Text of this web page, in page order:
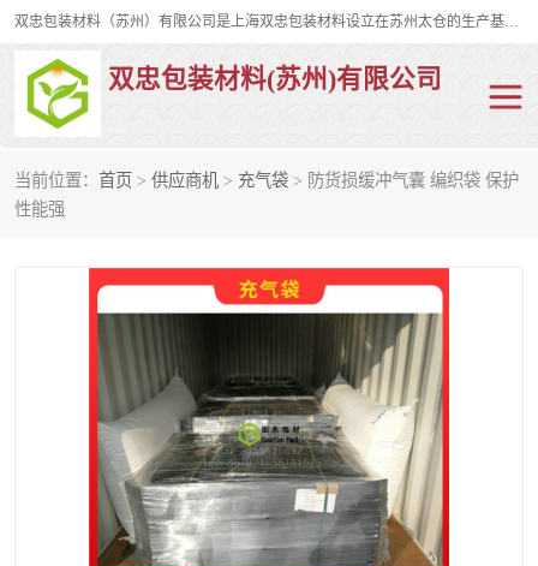
双忠包装材料（苏州）有限公司是上海双忠包装材料设立在苏州太仓的生产基地，占地约2万平米，产品主要有打孔缠绕膜，拉伸蜂窝纸，集装箱充气袋，滑托板，打包带，裹包网兜，防滑纸等箱体和托盘的运输和保护性包材。固永包材®，GooYon Pack®，是我们保护性包装材料的专属品牌。
双忠包装材料(苏州)有限公司
当前位置： 首页 > 供应商机 > 充气袋 > 防货损缓冲气囊 编织袋 保护
性能强
打孔缠绕膜
裹包网兜 纤维打包带
充气袋
缠绕膜
托盘裹包网兜
托盘捆绑带